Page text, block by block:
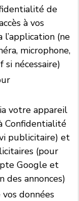
de
à vos
(ne
microphone,
si nécessaire)
votre appareil
Confidentialité
publicitaire) et
(pour
Google et
des annonces)
données